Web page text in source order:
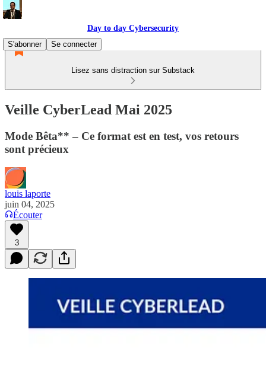
Day to day Cybersecurity
S'abonner
Se connecter
Lisez sans distraction sur Substack
Veille CyberLead Mai 2025
Mode Bêta** – Ce format est en test, vos retours
sont précieux
louis laporte
juin 04, 2025
Écouter
3